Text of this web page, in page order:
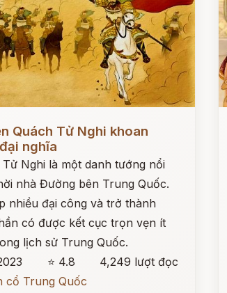
Quách Tử Nghi khoan
nghĩa
Tử Nghi là một danh tướng nổi
nhà Đường bên Trung Quốc.
nhiều đại công và trở thành
có được kết cục trọn vẹn ít
lịch sử Trung Quốc.
⭐ 4.8
4,249 lượt đọc
cổ Trung Quốc